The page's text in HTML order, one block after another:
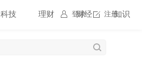
登录 注册
科技 理财 财经 知识